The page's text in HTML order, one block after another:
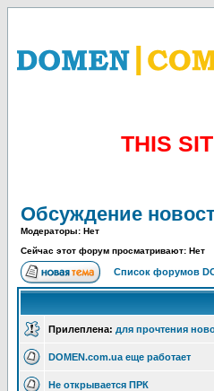
THIS
Обсуждение
Модераторы: Нет
Сейчас этот форум просматривают: Нет
Список форумов
Прилеплена: для прочтения
DOMEN.com.ua еще работает
Не открывается ПРК